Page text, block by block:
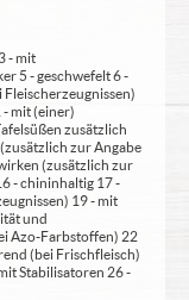
- mit
5 - geschwefelt 6 -
Fleischerzeugnissen)
mit (einer)
zusätzlich
zur Angabe
(zusätzlich zur
- chininhaltig 17 -
19 - mit
und
Azo-Farbstoffen) 22
(bei Frischfleisch)
Stabilisatoren 26 -